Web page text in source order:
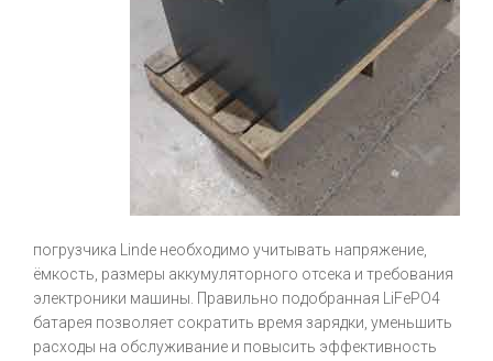
погрузчика Linde необходимо учитывать напряжение,
ёмкость, размеры аккумуляторного отсека и требования
электроники машины. Правильно подобранная LiFePO4
батарея позволяет сократить время зарядки, уменьшить
расходы на обслуживание и повысить эффективность